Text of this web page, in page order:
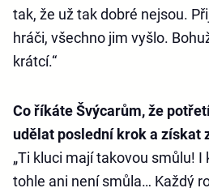
tak, že už tak dobré nejsou.
hráči, všechno jim vyšlo.
krátcí.“
Co říkáte Švýcarům, že
udělat poslední krok a získat
„Ti kluci mají takovou smůlu! I
tohle ani není smůla… Každý